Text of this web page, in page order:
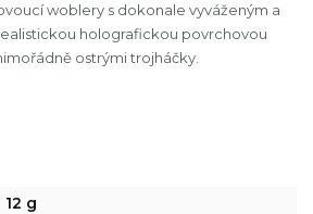
woblery s dokonale vyváženým a
holografickou povrchovou
ostrými trojháčky.
12 g